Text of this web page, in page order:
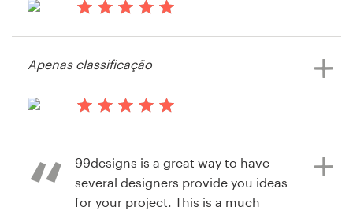
Visualizar seu concurso de capa de
Visualizar seu concurso de capa de
livro ou revista
Apenas classificação
99designs is a great way to have
several designers provide you ideas
for your project. This is a much